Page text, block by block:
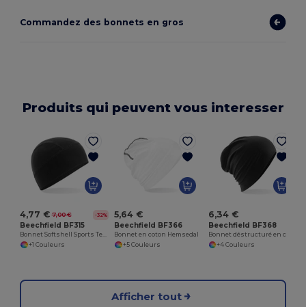
Commandez des bonnets en gros
Produits qui peuvent vous interesser
4,77 € 7,00 € -32%
Beechfield BF315
Bonnet Softshell Sports Tech
+1 Couleurs
5,64 €
Beechfield BF366
Bonnet en coton Hemsedal
+5 Couleurs
6,34 €
Beechfield BF368
+4 Couleurs
Afficher tout